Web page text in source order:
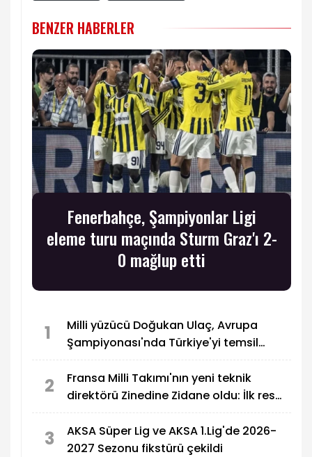
BENZER HABERLER
Fenerbahçe, Şampiyonlar Ligi
eleme turu maçında Sturm Graz'ı 2-
0 mağlup etti
1
Milli yüzücü Doğukan Ulaç, Avrupa
Şampiyonası'nda Türkiye'yi temsil
2
Fransa Milli Takımı'nın yeni teknik
direktörü Zinedine Zidane oldu: İlk resmi
3
AKSA Süper Lig ve AKSA 1.Lig'de 2026-
2027 Sezonu fikstürü çekildi